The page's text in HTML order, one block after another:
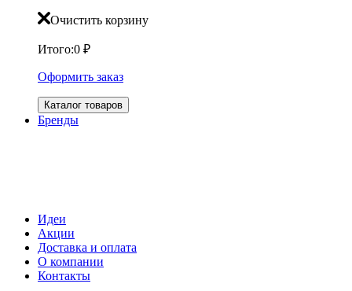
Очистить корзину
Итого:0 ₽
Оформить заказ
Каталог товаров
Бренды
Идеи
Акции
Доставка и оплата
О компании
Контакты